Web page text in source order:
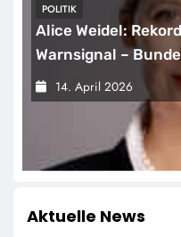
POLITIK
Alice Weidel:
Warnsignal –
die Wirtschaftskrise
14. April 2026
Aktuelle News